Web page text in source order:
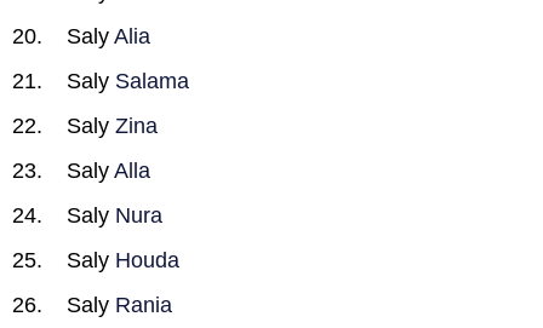
Saly Alia
Saly Salama
Saly Zina
Saly Alla
Saly Nura
Saly Houda
Saly Rania